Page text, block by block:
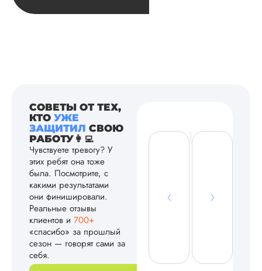
СОВЕТЫ ОТ ТЕХ,
КТО УЖЕ
ЗАЩИТИЛ СВОЮ
РАБОТУ👩‍💻
Чувствуете тревогу? У
этих ребят она тоже
была. Посмотрите, с
какими результатами
они финишировали.
Реальные отзывы
клиентов и 700+
«спасибо» за прошлый
сезон — говорят сами за
себя.